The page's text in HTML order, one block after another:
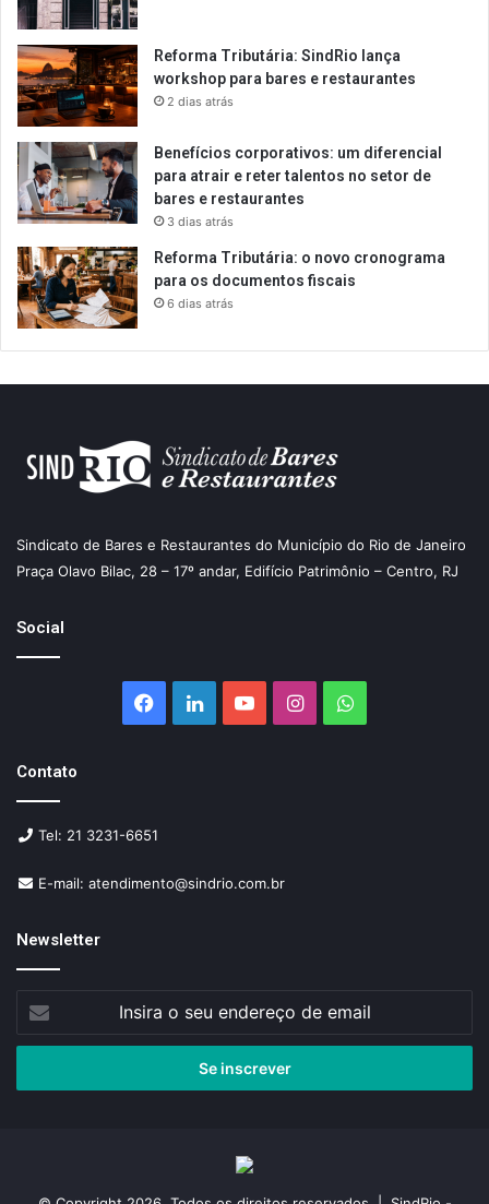
Reforma Tributária: SindRio lança
workshop para bares e restaurantes
2 dias atrás
Benefícios corporativos: um diferencial
para atrair e reter talentos no setor de
bares e restaurantes
3 dias atrás
Reforma Tributária: o novo cronograma
para os documentos fiscais
6 dias atrás
Sindicato de Bares e Restaurantes do Município do Rio de Janeiro
Praça Olavo Bilac, 28 – 17º andar, Edifício Patrimônio – Centro, RJ
Social
Facebook
LinkedinYouTubeInstagramWhatsApp
Contato
Tel: 21 3231-6651
E-mail: atendimento@sindrio.com.br
Newsletter
seu
de